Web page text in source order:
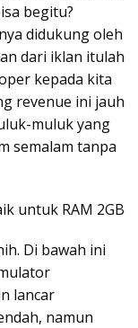
begitu?
didukung oleh
dari iklan itulah
kepada kita
revenue ini jauh
muluk yang
semalam tanpa
untuk RAM 2GB
Di bawah ini
lancar
namun